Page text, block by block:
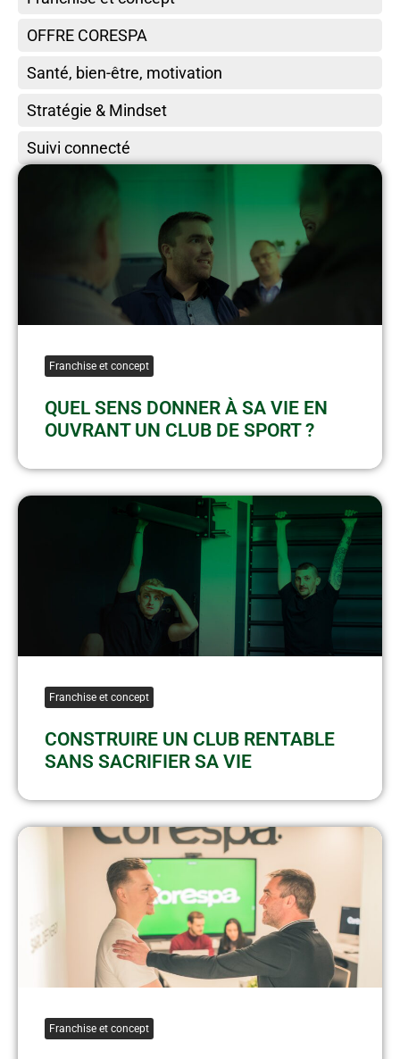
OFFRE CORESPA
Santé, bien-être, motivation
Stratégie & Mindset
Suivi connecté
Franchise et concept
QUEL SENS DONNER À SA VIE EN
OUVRANT UN CLUB DE SPORT ?
Franchise et concept
CONSTRUIRE UN CLUB RENTABLE
SANS SACRIFIER SA VIE
Franchise et concept